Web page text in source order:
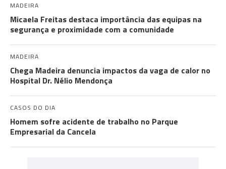
MADEIRA
Micaela Freitas destaca importância das equipas na
segurança e proximidade com a comunidade
MADEIRA
Chega Madeira denuncia impactos da vaga de calor no
Hospital Dr. Nélio Mendonça
CASOS DO DIA
Homem sofre acidente de trabalho no Parque
Empresarial da Cancela